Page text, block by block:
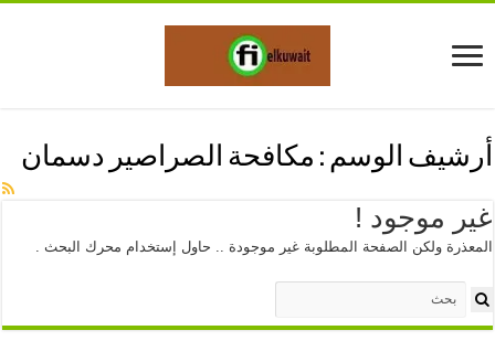
أرشيف الوسم : مكافحة الصراصير دسمان
غير موجود !
المعذرة ولكن الصفحة المطلوبة غير موجودة .. حاول إستخدام محرك البحث .